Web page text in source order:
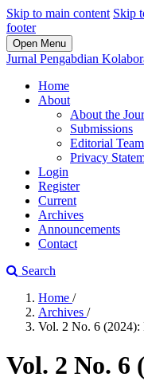
Skip to main content Skip
footer
Open Menu
Jurnal Pengabdian
Home
About
About the
Submissions
Editorial Team
Privacy
Login
Register
Current
Archives
Announcements
Contact
Search
Home /
Archives /
Vol. 2 No. 6 (2024):
Vol. 2 No. 6